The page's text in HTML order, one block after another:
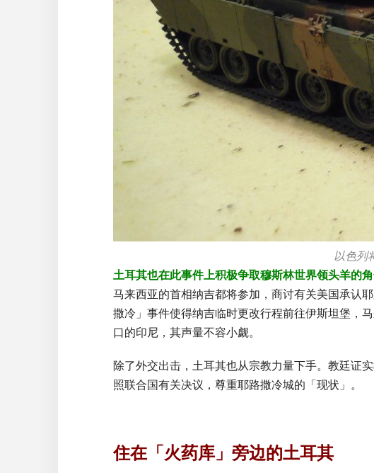
以色列
土耳其也在此事件上积极争取穆斯林世界领头羊的
马来西亚的首相纳吉都将参加，商讨有关美国承认
撒冷」事件使得纳吉临时更改行程前往伊斯坦堡，
口的印尼，其声量不容小觑。
除了外交出击，土耳其也从宗教力量下手。教廷证
照联合国有关决议，尊重耶路撒冷城的「现状」。
住在「火药库」旁边的土耳其